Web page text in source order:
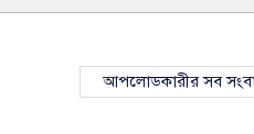
আপলোডকারীর সব